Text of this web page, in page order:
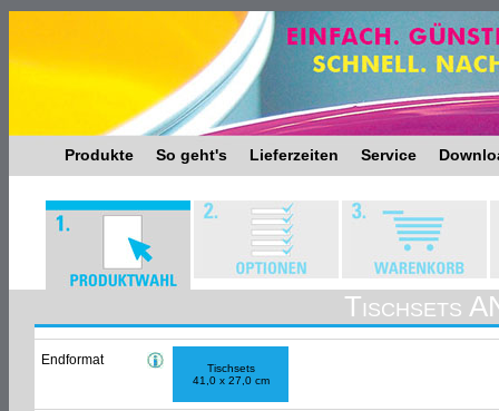
Produkte So geht's Lieferzeiten Service
Tischsets
Endformat
Tischsets
41,0 x 27,0 cm